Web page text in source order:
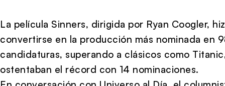
La película Sinners, dirigida por Ryan Coogler,
convertirse en la producción más nominada en
candidaturas, superando a clásicos como
ostentaban el récord con 14 nominaciones.